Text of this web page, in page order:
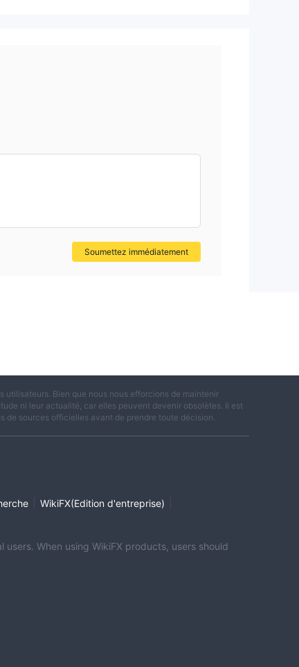
Soumettez immédiatement
Bien que nous nous efforcions de maintenir
ni leur actualité, car elles peuvent devenir obsolètes. Il est
de sources officielles avant de prendre toute décision.
WikiFX(Edition d'entreprise)
When using WikiFX products, users should